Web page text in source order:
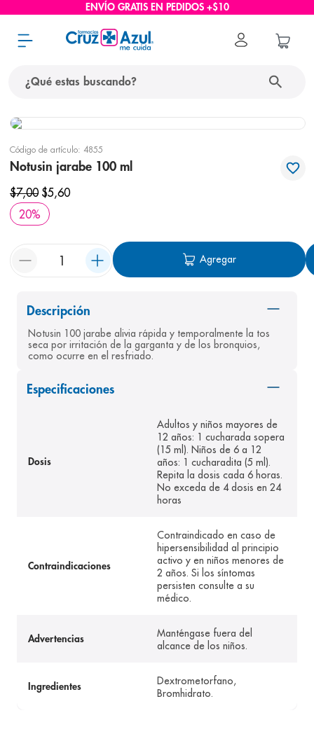
ENVÍO GRATIS EN PEDIDOS +$10
Código de artículo: 4855
Notusin jarabe 100 ml
$7,00 $5,60
20%
Agregar
Descripción
Notusin 100 jarabe alivia rápida y temporalmente la tos
seca por irritación de la garganta y de los bronquios,
como ocurre en el resfriado.
Especificaciones
Dosis
Adultos y niños mayores de
12 años: 1 cucharada sopera
(15 ml). Niños de 6 a 12
años: 1 cucharadita (5 ml).
Repita la dosis cada 6 horas.
No exceda de 4 dosis en 24
horas
Contraindicaciones
Contraindicado en caso de
hipersensibilidad al principio
activo y en niños menores de
2 años. Si los síntomas
persisten consulte a su
médico.
Advertencias
Manténgase fuera del
alcance de los niños.
Ingredientes
Dextrometorfano,
Bromhidrato.
términos más buscados
protector solar
3. eucerin
nivea
6. bioderma
7 shampoo
8. pediasure
9. panolini